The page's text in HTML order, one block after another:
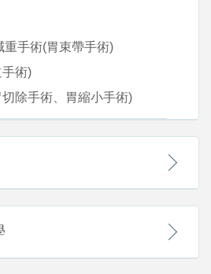
重手術(胃束帶手術)
術)
除手術、胃縮小手術)